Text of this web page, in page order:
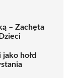
– Zachęta
hołd